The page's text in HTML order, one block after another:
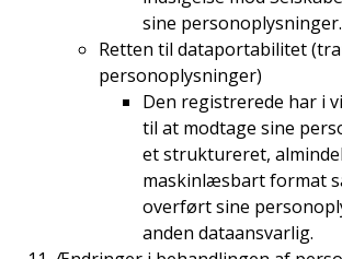
sine personoplysninger.
Retten til dataportabilitet
personoplysninger)
Den registrerede har i
til at modtage sine
et struktureret,
maskinlæsbart format
overført sine
anden dataansvarlig.